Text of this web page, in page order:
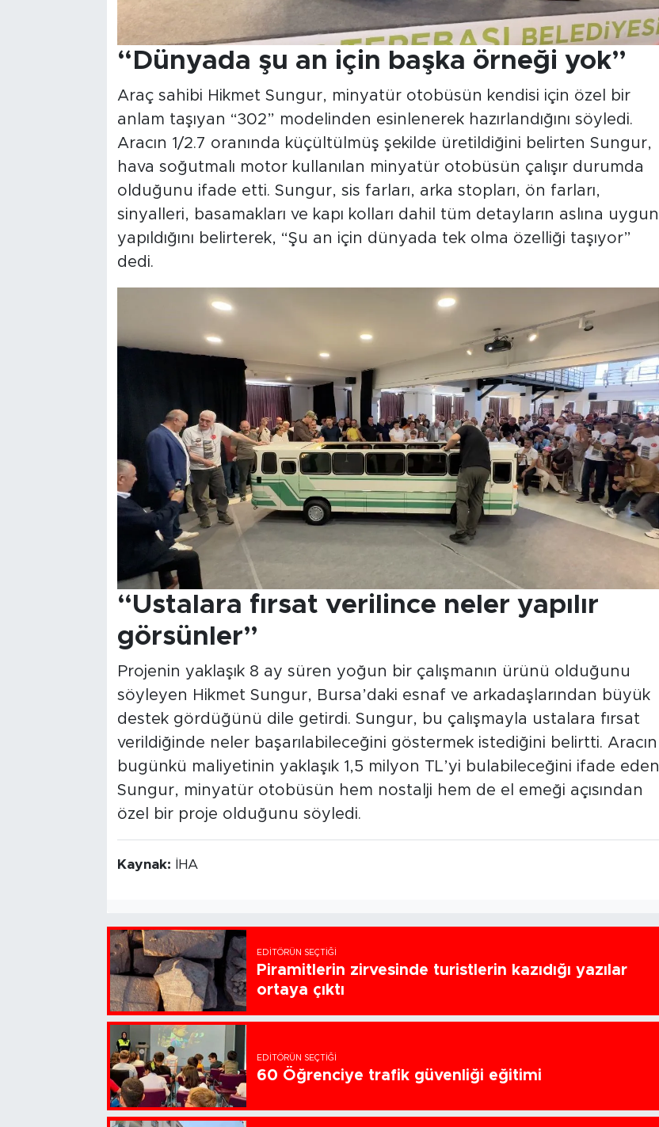
“Dünyada şu an için başka örneği yok”
Araç sahibi Hikmet Sungur, minyatür otobüsün kendisi için özel bir
anlam taşıyan “302” modelinden esinlenerek hazırlandığını söyledi.
Aracın 1/2.7 oranında küçültülmüş şekilde üretildiğini belirten Sungur,
hava soğutmalı motor kullanılan minyatür otobüsün çalışır durumda
olduğunu ifade etti. Sungur, sis farları, arka stopları, ön farları,
sinyalleri, basamakları ve kapı kolları dahil tüm detayların aslına uygun
yapıldığını belirterek, “Şu an için dünyada tek olma özelliği taşıyor”
dedi.
“Ustalara fırsat verilince neler yapılır
görsünler”
Projenin yaklaşık 8 ay süren yoğun bir çalışmanın ürünü olduğunu
söyleyen Hikmet Sungur, Bursa’daki esnaf ve arkadaşlarından büyük
destek gördüğünü dile getirdi. Sungur, bu çalışmayla ustalara fırsat
verildiğinde neler başarılabileceğini göstermek istediğini belirtti. Aracın
bugünkü maliyetinin yaklaşık 1,5 milyon TL’yi bulabileceğini ifade eden
Sungur, minyatür otobüsün hem nostalji hem de el emeği açısından
özel bir proje olduğunu söyledi.
Kaynak: İHA
EDITÖRÜN SEÇTIĞI
Piramitlerin zirvesinde turistlerin kazıdığı yazılar
ortaya çıktı
EDITÖRÜN SEÇTIĞI
60 Öğrenciye trafik güvenliği eğitimi